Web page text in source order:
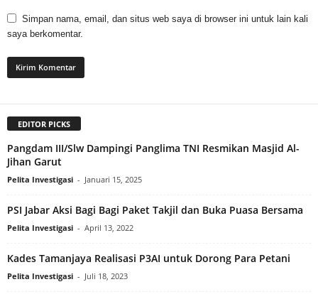
Simpan nama, email, dan situs web saya di browser ini untuk lain kali
saya berkomentar.
EDITOR PICKS
Pangdam III/Slw Dampingi Panglima TNI Resmikan Masjid Al-
Jihan Garut
Pelita Investigasi - Januari 15, 2025
PSI Jabar Aksi Bagi Bagi Paket Takjil dan Buka Puasa Bersama
Pelita Investigasi - April 13, 2022
Kades Tamanjaya Realisasi P3AI untuk Dorong Para Petani
Pelita Investigasi - Juli 18, 2023